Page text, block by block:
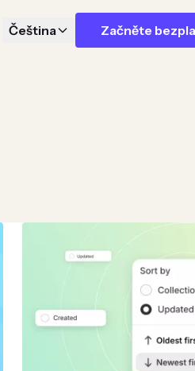
Čeština Začněte